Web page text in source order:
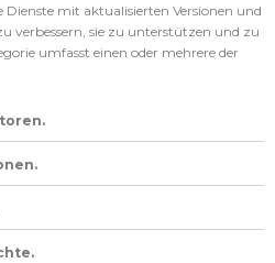
Dienste mit aktualisierten Versionen und
verbessern, sie zu unterstützen und zu
umfasst einen oder mehrere der